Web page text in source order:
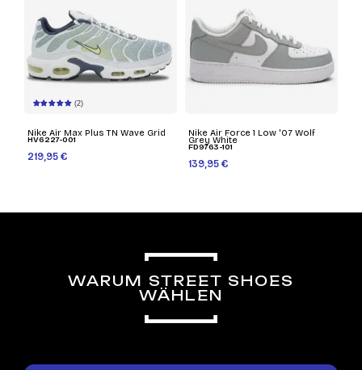
(2)
Nike Air Max Plus TN Wave Grid
HV6227-001
219,95 €
Nike Air Force 1 Low '07 Wolf
Grey White
FD9763-101
139,95 €
WARUM STREET SHOES
WÄHLEN